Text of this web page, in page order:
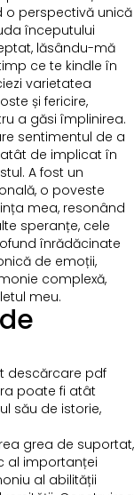
o perspectivă unică
începutului
lăsându-mă
ce te kindle în
varietatea
și fericire,
a găsi împlinirea.
sentimentul de a
de implicat în
A fost un
o poveste
mea, resonând
speranțe, cele
înrădăcinate
de emoții,
complexă,
meu.
descărcare pdf
poate fi atât
său de istorie,
grea de suportat,
al importanței
al abilității